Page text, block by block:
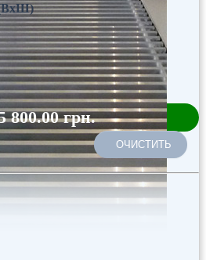
(ВхШ)
800.00 грн.
ОЧИСТИТЬ